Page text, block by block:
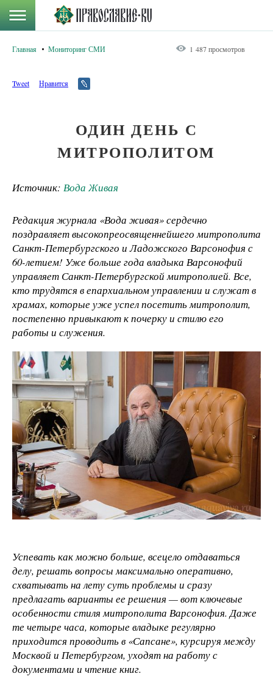
Главная Мониторинг СМИ 1 487 просмотров
Tweet Нравится
ОДИН ДЕНЬ С
МИТРОПОЛИТОМ
Источник: Вода Живая
Редакция журнала «Вода живая» сердечно
поздравляет высокопреосвященнейшего митрополита
Санкт-Петербургского и Ладожского Варсонофия с
60-летием! Уже больше года владыка Варсонофий
управляет Санкт-Петербургской митрополией. Все,
кто трудятся в епархиальном управлении и служат в
храмах, которые уже успел посетить митрополит,
постепенно привыкают к почерку и стилю его
работы и служения.
Успевать как можно больше, всецело отдаваться
делу, решать вопросы максимально оперативно,
схватывать на лету суть проблемы и сразу
предлагать варианты ее решения — вот ключевые
особенности стиля митрополита Варсонофия. Даже
те четыре часа, которые владыке регулярно
приходится проводить в «Сапсане», курсируя между
Москвой и Петербургом, уходят на работу с
документами и чтение книг.